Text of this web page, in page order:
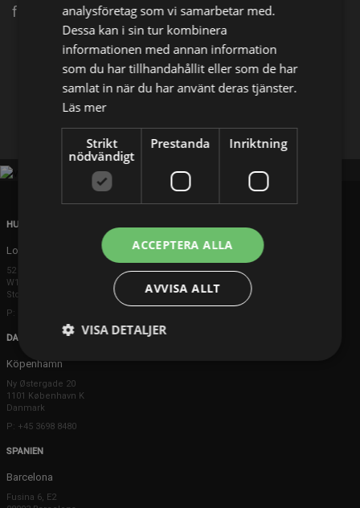
familj.
Facebook
HUVUDKONTOR
London
52 Brook Street
W1K 5DS London
Storbritannien
P: +44 203 608 8181
DANMARK
Köpenhamn
Ny Østergade 20
1101 København K
Danmark
P: +45 3698 8480
SPANIEN
Barcelona
Fusina 6, E2
analysföretag som vi samarbetar med.
Dessa kan i sin tur kombinera
informationen med annan information
som du har tillhandahållit eller som de har
samlat in när du har använt deras tjänster.
Läs mer
Strikt
nödvändigt
Prestanda Inriktning
ACCEPTERA ALLA
AVVISA ALLT
VISA DETALJER